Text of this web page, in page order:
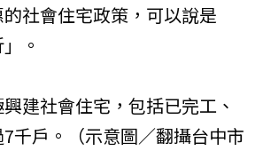
社會住宅政策，可以說是
。
建社會住宅，包括已完工、
千戶。（示意圖／翻攝台中市